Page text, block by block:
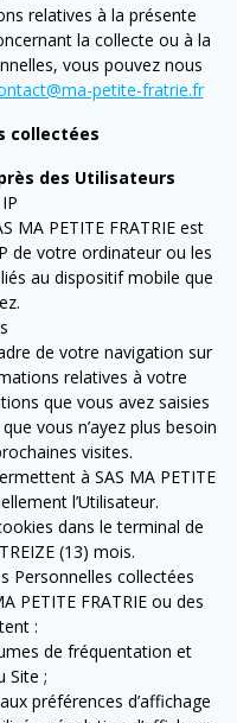
relatives à la présente
la collecte ou à la
vous pouvez nous
petite-fratrie.fr
collectées
des Utilisateurs
MA PETITE FRATRIE est
de votre ordinateur ou les
au dispositif mobile que
de votre navigation sur
relatives à votre
que vous avez saisies
vous n’ayez plus besoin
visites.
à SAS MA PETITE
l’Utilisateur.
dans le terminal de
(13) mois.
Personnelles collectées
PETITE FRATRIE ou des
:
de fréquentation et
Site ;
préférences d’affichage